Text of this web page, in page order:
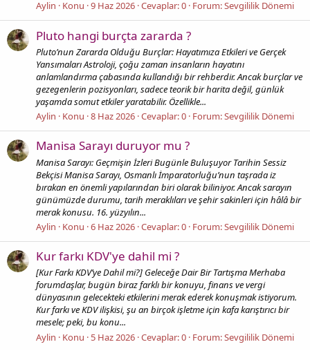
Aylin
Konu 9 Haz 2026 Cevaplar: 0 Forum:Sevgililik Dönemi
Pluto hangi burçta zararda ?
Pluto’nun Zararda Olduğu Burçlar: Hayatımıza Etkileri ve Gerçek
Yansımaları Astroloji, çoğu zaman insanların hayatını
anlamlandırma çabasında kullandığı bir rehberdir. Ancak burçlar ve
gezegenlerin pozisyonları, sadece teorik bir harita değil, günlük
yaşamda somut etkiler yaratabilir. Özellikle...
Aylin
Konu 8 Haz 2026 Cevaplar: 0 Forum:Sevgililik Dönemi
Manisa Sarayı duruyor mu ?
Manisa Sarayı: Geçmişin İzleri Bugünle Buluşuyor Tarihin Sessiz
Bekçisi Manisa Sarayı, Osmanlı İmparatorluğu’nun taşrada iz
bırakan en önemli yapılarından biri olarak biliniyor. Ancak sarayın
günümüzde durumu, tarih meraklıları ve şehir sakinleri için hâlâ bir
merak konusu. 16. yüzyılın...
Aylin
Konu 6 Haz 2026 Cevaplar: 0 Forum:Sevgililik Dönemi
Kur farkı KDV'ye dahil mi ?
[Kur Farkı KDV’ye Dahil mi?] Geleceğe Dair Bir Tartışma Merhaba
forumdaşlar, bugün biraz farklı bir konuyu, finans ve vergi
dünyasının gelecekteki etkilerini merak ederek konuşmak istiyorum.
Kur farkı ve KDV ilişkisi, şu an birçok işletme için kafa karıştırıcı bir
mesele; peki, bu konu...
Aylin
Konu 5 Haz 2026 Cevaplar: 0 Forum:Sevgililik Dönemi